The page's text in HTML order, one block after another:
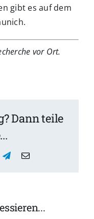
gibt es auf dem
vor Ort.
Dann teile
TelegramEmail